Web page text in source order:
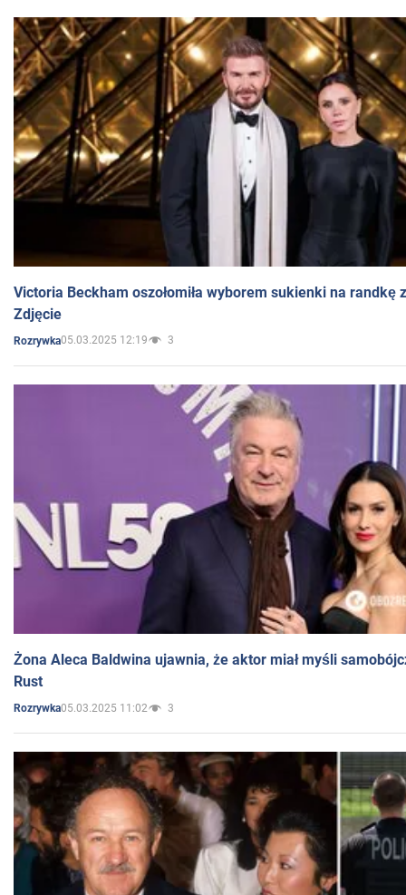
Victoria Beckham oszołomiła wyborem sukienki na randkę
Zdjęcie
Rozrywka05.03.2025 12:19 3
Żona Aleca Baldwina ujawnia, że aktor miał myśli
Rust
Rozrywka05.03.2025 11:02 3